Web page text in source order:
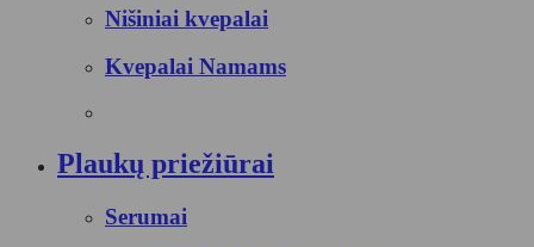
Nišiniai kvepalai
Kvepalai Namams
Plaukų priežiūrai
Serumai